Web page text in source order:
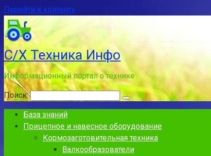
Перейти к контенту
С/Х Техника Инфо
Информационный портал о технике
Поиск:
База знаний
Прицепное и навесное оборудование
Кормозаготовительная техника
Валкообразователи